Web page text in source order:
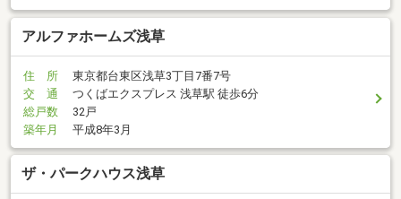
アルファホームズ浅草
住 所
東京都台東区浅草3丁目7番7号
交 通
つくばエクスプレス 浅草駅 徒歩6分
総戸数
32戸
築年月
平成8年3月
ザ・パークハウス浅草